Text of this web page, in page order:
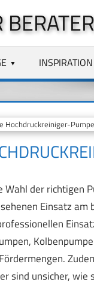
BERATER
INSPIRATION
Hochdruckreiniger-
der richtigen
Einsatz
sind unsicher, wie